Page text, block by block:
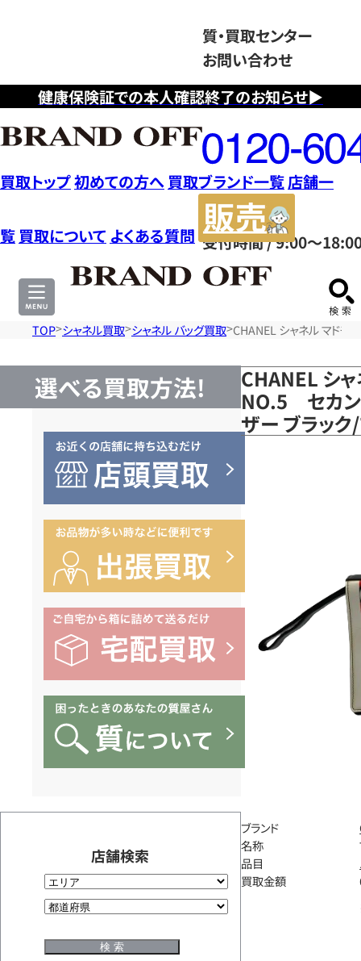
健康保険証での本人確認終了のお知らせ▶
質・買取センター
お問い合わせ
フ
リ
ー
ダ
イ
ヤ
ル
0120604117
受付時間 / 9:00～
買取トップ初めての方へ 買取ブランド一覧店舗一
覧 買取について よくある質問
サ
TOP シャネル買取 シャネル バッグ買取 CHANEL シャネル マド
選べる買取方法!
店舗検索
CHANEL シ
NO.5 セカン
ザー ブラッ
ブランド
名称
品目
買取金額